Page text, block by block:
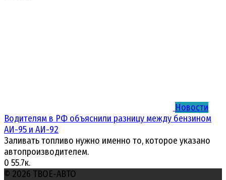
Новости
Водителям в РФ объяснили разницу между бензином
АИ-95 и АИ-92
Заливать топливо нужно именно то, которое указано
автопроизводителем.
0 55.7к.
© 2026 ТВОЕ-АВТО